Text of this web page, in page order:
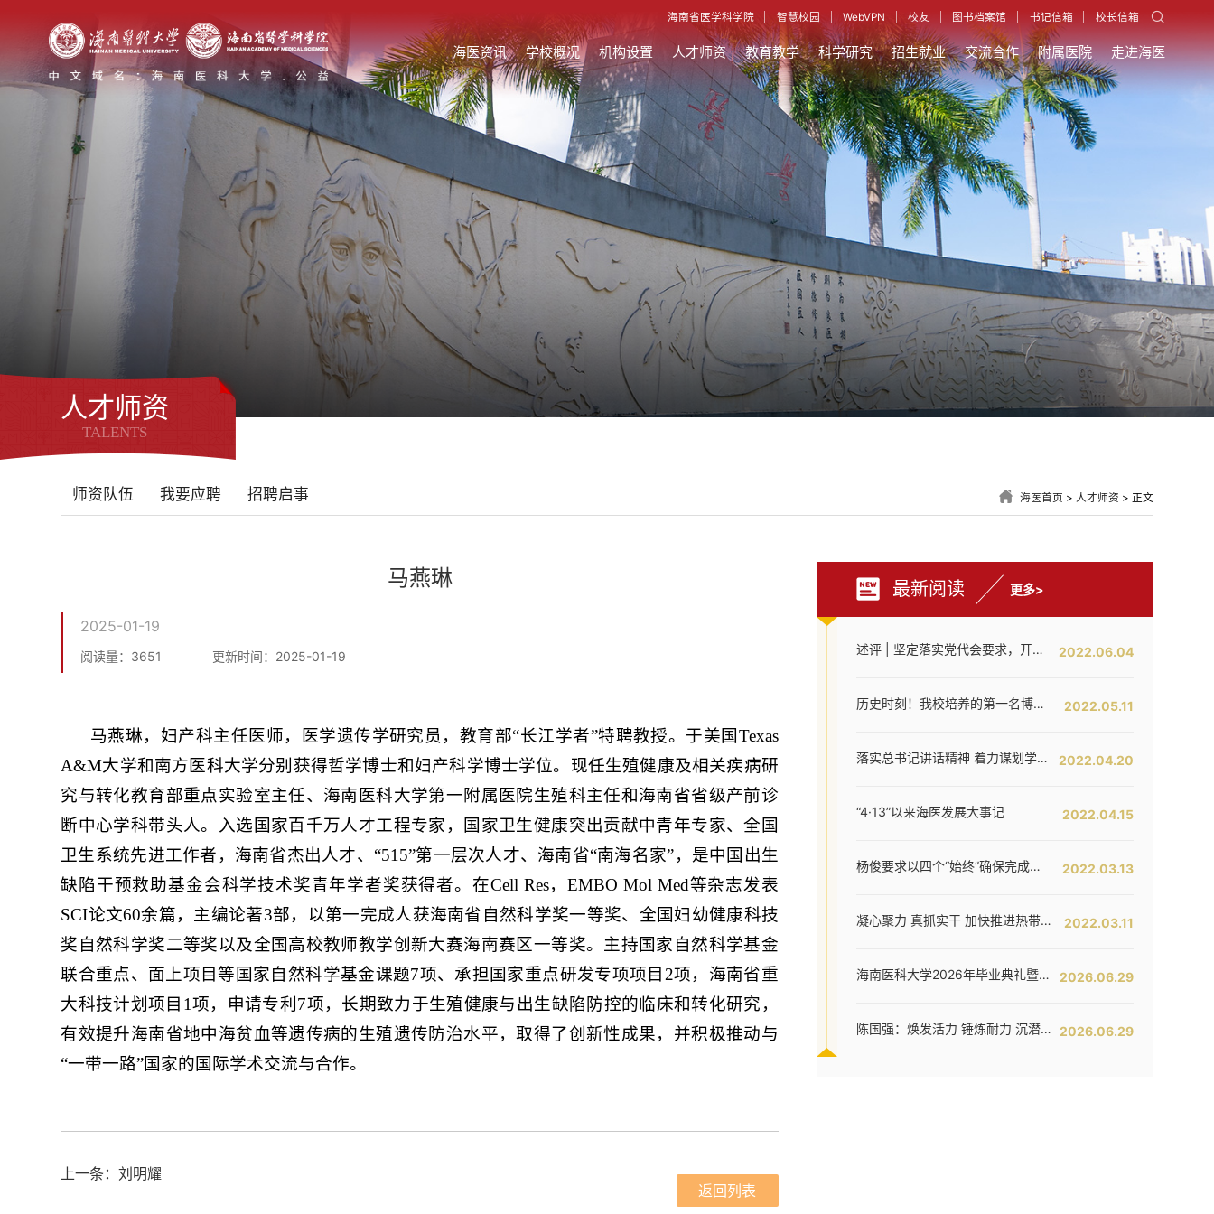
海南省医学科学院 智慧校园 WebVPN 校友 图书档案馆 书记信箱 校长信箱
海医资讯 学校概况 机构设置 人才师资 教育教学 科学研究 招生就业 交流合作 附属医院 走进海医
人才师资
TALENTS
海医首页 > 人才师资 > 正文
师资队伍 我要应聘 招聘启事
马燕琳
2025-01-19
阅读量： 3651 更新时间：2025-01-19
马燕琳，妇产科主任医师，医学遗传学研究员，教育部“长江学者”特聘教授。于美国Texas
A&M大学和南方医科大学分别获得哲学博士和妇产科学博士学位。现任生殖健康及相关疾病研
究与转化教育部重点实验室主任、海南医科大学第一附属医院生殖科主任和海南省省级产前诊
断中心学科带头人。入选国家百千万人才工程专家，国家卫生健康突出贡献中青年专家、全国
卫生系统先进工作者，海南省杰出人才、“515”第一层次人才、海南省“南海名家”，是中国出生
缺陷干预救助基金会科学技术奖青年学者奖获得者。在Cell Res，EMBO Mol Med等杂志发表
SCI论文60余篇，主编论著3部，以第一完成人获海南省自然科学奖一等奖、全国妇幼健康科技
奖自然科学奖二等奖以及全国高校教师教学创新大赛海南赛区一等奖。主持国家自然科学基金
联合重点、面上项目等国家自然科学基金课题7项、承担国家重点研发专项项目2项，海南省重
大科技计划项目1项，申请专利7项，长期致力于生殖健康与出生缺陷防控的临床和转化研究，
有效提升海南省地中海贫血等遗传病的生殖遗传防治水平，取得了创新性成果，并积极推动与
“一带一路”国家的国际学术交流与合作。
返回列表
上一条：刘明耀
最新阅读 更多>
2022.06.04
述评 | 坚定落实党代会要求，开创海医工作新局面——写在全面落实省第八次党代会对海医发展提出新要求之时
2022.05.11
历史时刻！我校培养的第一名博士研究生通过答辩！
2022.04.20
落实总书记讲话精神 着力谋划学校内涵提升——我校召开发展战略咨询委员会第二次工作会议
2022.04.15
“4·13”以来海医发展大事记
2022.03.13
杨俊要求以四个“始终”确保完成全年工作任务--我校六届五次教代会暨七届二次工代会胜利闭幕
2022.03.11
凝心聚力 真抓实干 加快推进热带特色鲜明的国际化高水平医科大学建设步伐 ——我校六届五次教代会暨七届二次工代会隆重开幕
2026.06.29
海南医科大学2026年毕业典礼暨学位授予仪式举行
2026.06.29
陈国强：焕发活力 锤炼耐力 沉潜定力 哪吒闹海拓新程——在海南医科大学2026年毕业典礼上的讲话